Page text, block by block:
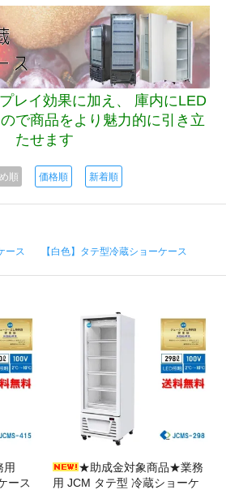
レイ効果に加え、 庫内にLED
で商品をより魅力的に引き立
たせます
順 価格順 新着順
ース 【白色】タテ型冷蔵ショーケース
ース
★助成金対象商品★業務
用 JCM タテ型 冷蔵ショーケ